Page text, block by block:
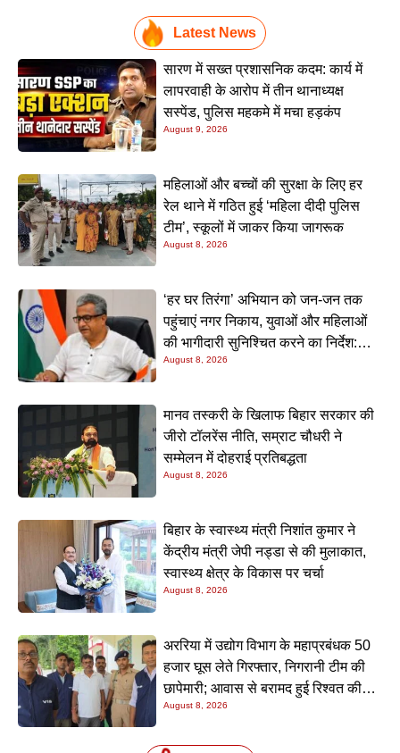
Latest News
सारण में सख्त प्रशासनिक कदम: कार्य में
लापरवाही के आरोप में तीन थानाध्यक्ष
सस्पेंड, पुलिस महकमे में मचा हड़कंप
August 9, 2026
महिलाओं और बच्चों की सुरक्षा के लिए हर
रेल थाने में गठित हुई ‘महिला दीदी पुलिस
टीम’, स्कूलों में जाकर किया जागरूक
August 8, 2026
‘हर घर तिरंगा’ अभियान को जन-जन तक
पहुंचाएं नगर निकाय, युवाओं और महिलाओं
की भागीदारी सुनिश्चित करने का निर्देश:
नीतीश मिश्रा
August 8, 2026
मानव तस्करी के खिलाफ बिहार सरकार की
जीरो टॉलरेंस नीति, सम्राट चौधरी ने
सम्मेलन में दोहराई प्रतिबद्धता
August 8, 2026
बिहार के स्वास्थ्य मंत्री निशांत कुमार ने
केंद्रीय मंत्री जेपी नड्डा से की मुलाकात,
स्वास्थ्य क्षेत्र के विकास पर चर्चा
August 8, 2026
अररिया में उद्योग विभाग के महाप्रबंधक 50
हजार घूस लेते गिरफ्तार, निगरानी टीम की
छापेमारी; आवास से बरामद हुई रिश्वत की
रकम
August 8, 2026